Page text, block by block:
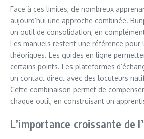
Face à ces limites, de nombreux
aujourd’hui une approche combinée.
un outil de consolidation, en
Les manuels restent une référence pour
théoriques. Les guides en ligne
certains points. Les plateformes
un contact direct avec des locuteurs
Cette combinaison permet de
chaque outil, en construisant un
L’importance croissante de